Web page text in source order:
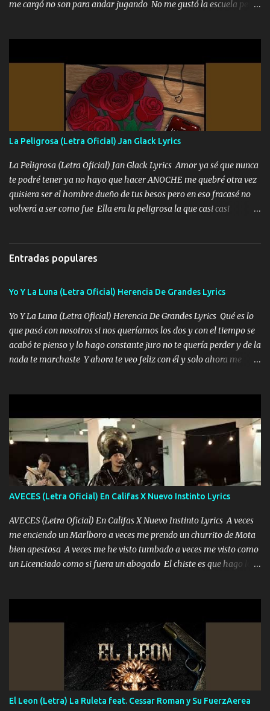
me cargó no son para andar jugando No me gustó la escuela pero
Yo Soy El De Las Pacas Sobrino Del Brazo Armad0 Con mi Glock
fajado y mi R terciado me van a ver allá por TJ para un licenciado
mando un abrazo andamos al cien Choritas también Música
Ando en la colonia bien acelerado traigo un M2 que nunca me ha
fallado para mi compadre mandó un fuerte abrazo también al
Especial sabe que lo apreciamos En los mejores antros me verán
tomando con mujeres hermosas y botellas destapando siempre
bien cuidado bien atrabancado y a los que me conocen ya saben de
lo que hablo Entre lob...
La Peligrosa (Letra Oficial) Jan Glack Lyrics
La Peligrosa (Letra Oficial) Jan Glack Lyrics Amor ya sé que nunca
te podré tener ya no hayo que hacer ANOCHE me quebré otra vez
quisiera ser el hombre dueño de tus besos pero en eso fracasé no
volverá a ser como fue Ella era la peligrosa la que casi casi
años solo pienso en ti mami no me crees se que no me crees
Música Amar me duele estoy rodeado de mujeres pero solo
pasión en la troca tus labios besándome yo quitándote la ropa no
quiero que sea nunca con otra yo quiero llevarte a la Luna y si
quieres en ese momento te pido que seas mi esposa Chingada
madre no quiero dejar de tenerte no ayuda la p'uta loquera y al
chile quisiera ser menos de ti dependiente la pinche tristeza me
encierra princesa tu sabes que nunca saldras de mi mente Ella era
Entradas populares
Yo Y La Luna (Letra Oficial) Herencia De Grandes Lyrics
Yo Y La Luna (Letra Oficial) Herencia De Grandes Lyrics Qué es lo
que pasó con nosotros si nos queríamos los dos y con el tiempo se
acabó te pienso y lo hago constante juro no te quería perder y de la
nada te marchaste Y ahora te veo feliz con él y solo ahora me
pero eso ya no va a pasar me perderé en la soledad Porque me
mirabas bonito si yo no fui el final feliz el final fue triste pa mí Y
duele no tenerte aquí sabiendo que moría por ti yo y la luna
cantamos y por ti nos embriagamos Quién sabe qué será de mí si
contigo fui muy feliz a lo mejor no lloró pero muy en el fondo te
AVECES (Letra Oficial) En Califas X Nuevo Instinto Lyrics
AVECES (Letra Oficial) En Califas X Nuevo Instinto Lyrics A veces
me enciendo un Marlboro a veces me prendo un churrito de Mota
bien apestosa A veces me he visto tumbado a veces me visto como
un Licenciado como si fuera un abogado El chiste es que hago lo
corriente no quieren verte subir de level trucha mis plebes Música
A veces me pongo un sombrero a veces me ven la cachucha de lado
con la mirada siempre en alto A veces me fajó una super o a veces
me fajó una Glock siempre armado todas las generaciones yo
traigo El chiste es que hago lo que quiero pues así soy me mandó
yo tengo el control a todos yo les paro el dedo soy hocicon un
El Leon (Letra) La Ruleta feat. Cessar Roman y Su FuerzAerea